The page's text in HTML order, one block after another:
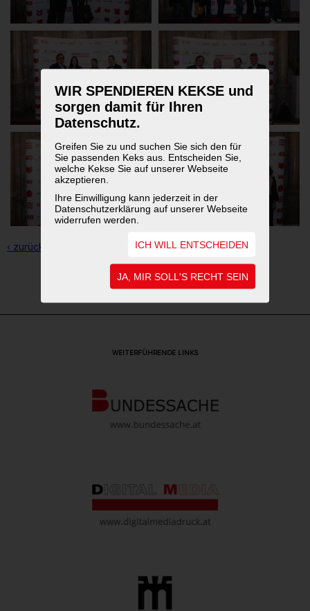
WIR SPENDIEREN KEKSE und
sorgen damit für Ihren
Datenschutz.
Greifen Sie zu und suchen Sie sich den für
Sie passenden Keks aus. Entscheiden Sie,
welche Kekse Sie auf unserer Webseite
akzeptieren.
Ihre Einwilligung kann jederzeit in der
Datenschutzerklärung auf unserer Webseite
widerrufen werden.
ICH WILL ENTSCHEIDEN
JA, MIR SOLL'S RECHT SEIN
‹ zurück zur Übersicht
2 3 4 5
WEITERFÜHRENDE LINKS